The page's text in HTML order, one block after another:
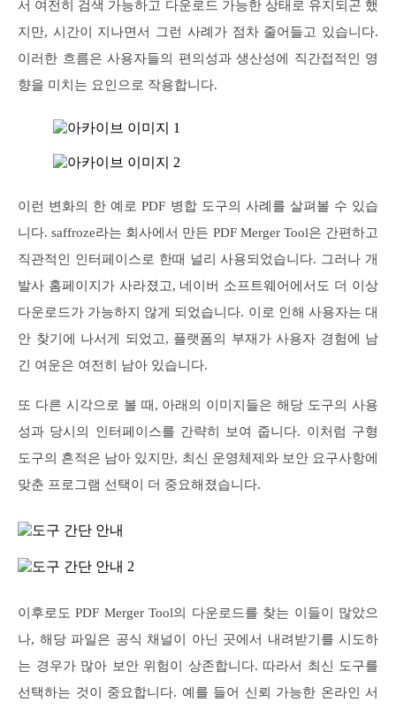
서 여전히 검색 가능하고 다운로드 가능한 상태로 유지되곤 했
지만, 시간이 지나면서 그런 사례가 점차 줄어들고 있습니다.
이러한 흐름은 사용자들의 편의성과 생산성에 직간접적인 영
향을 미치는 요인으로 작용합니다.
이런 변화의 한 예로 PDF 병합 도구의 사례를 살펴볼 수 있습
니다. saffroze라는 회사에서 만든 PDF Merger Tool은 간편하고
직관적인 인터페이스로 한때 널리 사용되었습니다. 그러나 개
발사 홈페이지가 사라졌고, 네이버 소프트웨어에서도 더 이상
다운로드가 가능하지 않게 되었습니다. 이로 인해 사용자는 대
안 찾기에 나서게 되었고, 플랫폼의 부재가 사용자 경험에 남
긴 여운은 여전히 남아 있습니다.
또 다른 시각으로 볼 때, 아래의 이미지들은 해당 도구의 사용
성과 당시의 인터페이스를 간략히 보여 줍니다. 이처럼 구형
도구의 흔적은 남아 있지만, 최신 운영체제와 보안 요구사항에
맞춘 프로그램 선택이 더 중요해졌습니다.
이후로도 PDF Merger Tool의 다운로드를 찾는 이들이 많았으
나, 해당 파일은 공식 채널이 아닌 곳에서 내려받기를 시도하
는 경우가 많아 보안 위험이 상존합니다. 따라서 최신 도구를
선택하는 것이 중요합니다. 예를 들어 신뢰 가능한 온라인 서